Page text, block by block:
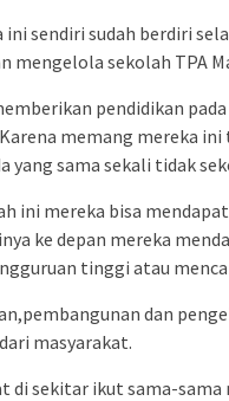
ini sendiri sudah berdiri
mengelola sekolah TPA
pendidikan
memang mereka
yang sama sekali tidak
ini mereka bisa
ke depan mereka
tinggi atau
dan
masyarakat.
di sekitar ikut sama-